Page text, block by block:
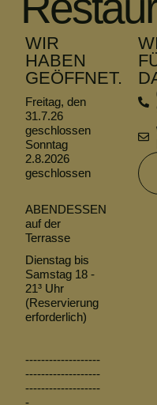
WIR
HABEN
GEÖFFNET.
Freitag, den
31.7.26
geschlossen
Sonntag
2.8.2026
geschlossen
ABENDESSEN
auf der
Terrasse
Dienstag bis
Samstag 18 -
21³ Uhr
(Reservierung
erforderlich)
-------------------
-------------------
-------------------
-